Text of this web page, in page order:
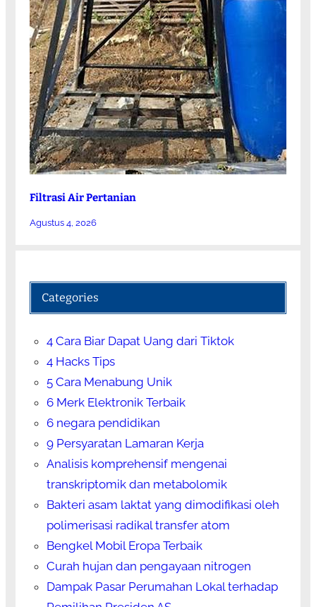
Filtrasi Air Pertanian
Agustus 4, 2026
Categories
4 Cara Biar Dapat Uang dari Tiktok
4 Hacks Tips
5 Cara Menabung Unik
6 Merk Elektronik Terbaik
6 negara pendidikan
9 Persyaratan Lamaran Kerja
Analisis komprehensif mengenai
transkriptomik dan metabolomik
Bakteri asam laktat yang dimodifikasi oleh
polimerisasi radikal transfer atom
Bengkel Mobil Eropa Terbaik
Curah hujan dan pengayaan nitrogen
Dampak Pasar Perumahan Lokal terhadap